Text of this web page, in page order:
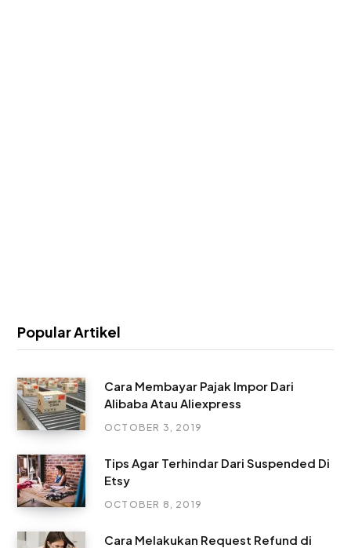
Popular Artikel
Cara Membayar Pajak Impor Dari
Alibaba Atau Aliexpress
OCTOBER 3, 2019
Tips Agar Terhindar Dari Suspended Di
Etsy
OCTOBER 8, 2019
Cara Melakukan Request Refund di